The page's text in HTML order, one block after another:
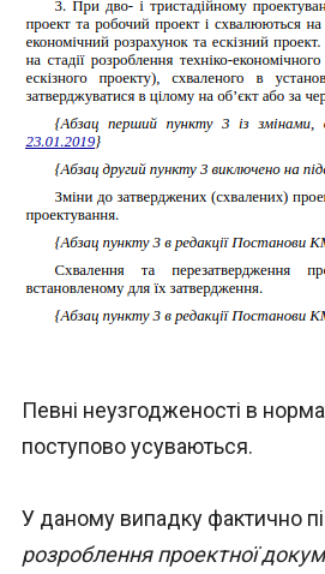
Певні неузгодженості в
поступово усуваються.
У даному випадку фактично
розроблення проектної